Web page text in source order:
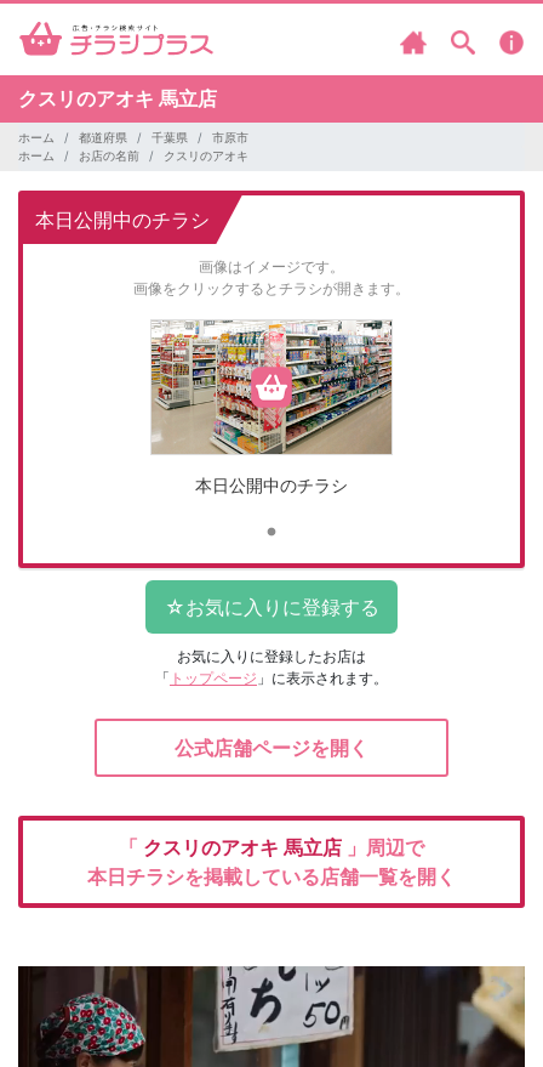
クスリのアオキ 馬立店
ホーム 都道府県 千葉県
市原市
ホーム
お店の名前 クスリのアオキ
本日公開中のチラシ
画像はイメージです。
画像をクリックするとチラシが開きます。
本日公開中のチラシ
お気に入りに登録したお店は
「 トップページ 」に表示されます。
公式店舗ページを開く
「 クスリのアオキ 馬立店 」周辺で
本日チラシを掲載している店舗一覧を開く